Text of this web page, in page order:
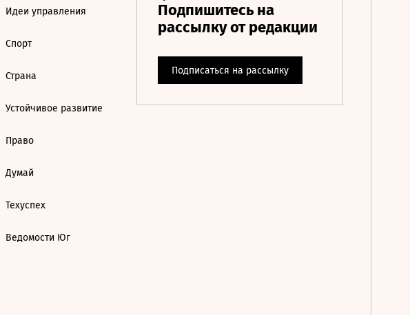
Идеи управления
Спорт
Страна
Устойчивое развитие
Право
Думай
Техуспех
Ведомости Юг